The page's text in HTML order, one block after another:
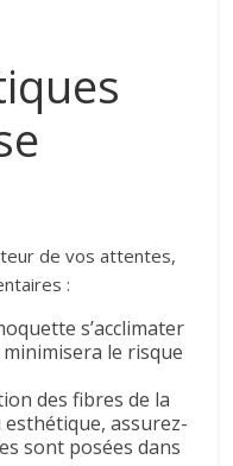
de vos attentes,
:
s’acclimater
minimisera le risque
des fibres de la
assurez-
sont posées dans